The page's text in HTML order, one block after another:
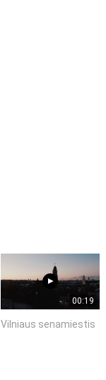
00:19
Vilniaus senamiestis